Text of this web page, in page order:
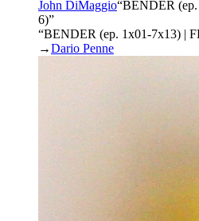
John DiMaggio“BENDER
6)”
“BENDER (ep. 1x01-7x13) |
→Dario Penne